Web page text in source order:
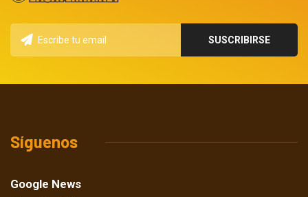
Síguenos
Google News